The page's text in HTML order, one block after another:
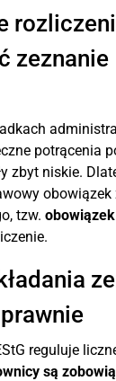
zeznanie
potrącenia
zbyt niskie.
obowiązek
tzw.
reguluje
są